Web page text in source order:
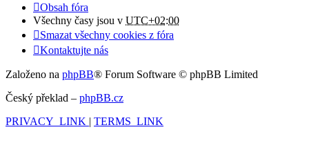
Obsah fóra
Všechny časy jsou v UTC+02:00
Smazat všechny cookies z fóra
Kontaktujte nás
Založeno na phpBB® Forum Software © phpBB Limited
Český překlad – phpBB.cz
PRIVACY_LINK | TERMS_LINK